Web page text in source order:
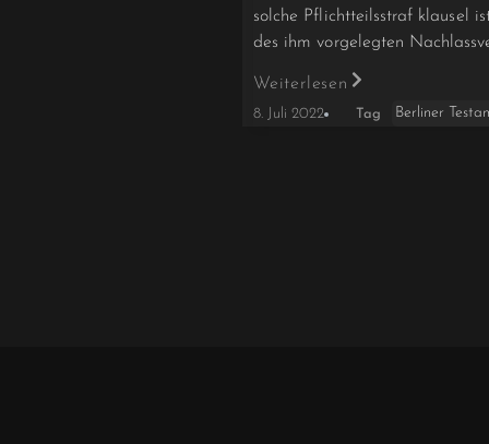
solche Pflichtteilsstraf­ klausel
des ihm vorgelegten
Weiterlesen
8. Juli 2022 Tag Berliner